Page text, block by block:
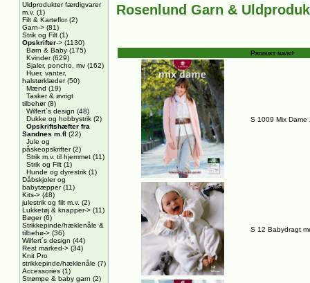
Uldprodukter færdigvarer
m.v. (1)
Filt & Karteflor(2)
Garn-> (81)
Strik og Filt (1)
Opskrifter-> (1130)
Børn & Baby (175)
Kvinder(629)
Sjaler, poncho, mv (162)
Huer, vanter,
halstørklæder(50)
Mænd (19)
Tasker & øvrigt
tilbehør(8)
Wilfert´s design (48)
Dukke og hobbystrik (2)
Opskriftshæfter fra
Sandnes m.fl (22)
Jule og
påskeopskrifter(2)
Strik m.v. til hjemmet (11)
Strik og Filt (1)
Hunde og dyrestrik (1)
Dåbskjoler og
babytæpper(11)
Kits-> (48)
julestrik og filt m.v. (2)
Lukketøj & knapper-> (11)
Bøger(6)
Strikkepinde/hæklenåle &
tilbehø-> (36)
Wilfert´s design (44)
Rest marked-> (34)
Knit Pro
strikkepinde/hæklenåle (7)
Accessories (1)
Strømpe & baby garn (2)
Rosenlund Garn &
Produkt navn+
S 1009 Mix Dame
S 12 Babydragt